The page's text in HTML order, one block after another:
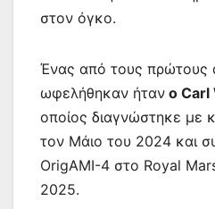
στον όγκο.
Ένας από τους πρώτους
ωφελήθηκαν ήταν ο Carl
οποίος διαγνώστηκε με
τον Μάιο του 2024 και
OrigAMI-4 στο Royal
2025.